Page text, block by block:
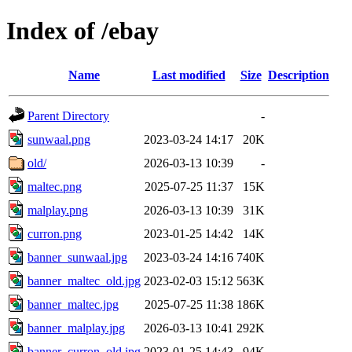
Index of /ebay
Name Last modified Size Description
Parent Directory
-
sunwaal.png
2023-03-24 14:17
20K
old/
2026-03-13 10:39
-
maltec.png
2025-07-25 11:37
15K
malplay.png
2026-03-13 10:39
31K
curron.png
2023-01-25 14:42
14K
banner_sunwaal.jpg
2023-03-24 14:16 740K
banner_maltec_old.jpg 2023-02-03 15:12 563K
banner_maltec.jpg
2025-07-25 11:38 186K
banner_malplay.jpg
2026-03-13 10:41 292K